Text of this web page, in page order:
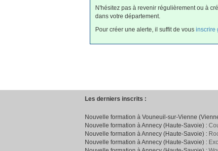
N'hésitez pas à revenir régulièrement ou à
dans votre département.
Pour créer une alerte, il suffit de vous inscrire
Les derniers inscrits :
Nouvelle formation à Vouneuil-sur-Vienne
Nouvelle formation à Annecy (Haute-Savoie) :
Nouvelle formation à Annecy (Haute-Savoie) :
Nouvelle formation à Annecy (Haute-Savoie) :